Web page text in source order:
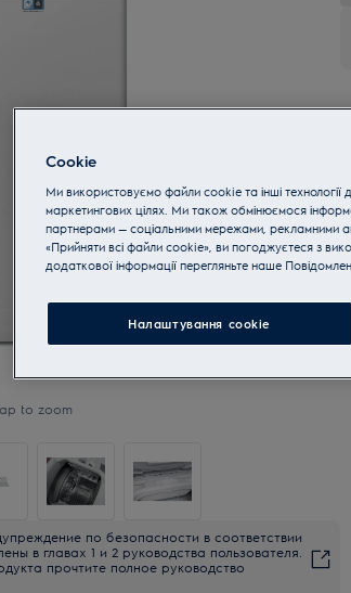
to zoom
по безопасности в соответствии
в главах 1 и 2 руководства пользователя.
прочтите полное руководство
Cookie
Ми використовуємо файли cookie та інші технології
маркетингових цілях. Ми також обмінюємося
партнерами — соціальними мережами, рекламними
«Прийняти всі файли cookie», ви погоджуєтеся з
додаткової інформації перегляньте наше
Налаштування cookie